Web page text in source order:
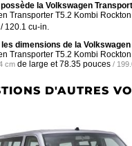
la Volkswagen
Transporter T5.2 Kombi
/ 120.1 cu-in.
dimensions de la
Transporter T5.2 Kombi
cm de large et78.35 pouces /
D'AUTRES